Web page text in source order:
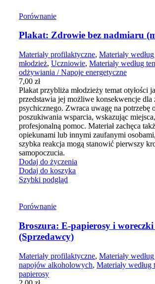
Porównanie
Plakat: Zdrowie bez nadmiaru
Materiały profilaktyczne, Materiały
młodzież, Uczniowie, Materiały według
odżywiania / Napoje energetyczne
7,00 zł
Plakat przybliża młodzieży temat otyłości
przedstawia jej możliwe konsekwencje
psychicznego. Zwraca uwagę na potrzebę
poszukiwania wsparcia, wskazując
profesjonalną pomoc. Materiał zachęca
opiekunami lub innymi zaufanymi
szybka reakcja mogą stanowić pierwszy
samopoczucia.
Dodaj do życzenia
Dodaj do koszyka
Szybki podgląd
Porównanie
Broszura: E-papierosy i
(Sprzedawcy)
Materiały profilaktyczne, Materiały
napojów alkoholowych, Materiały według
papierosy